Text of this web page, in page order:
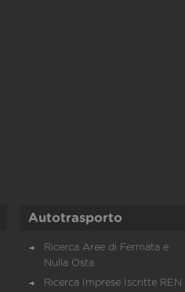
Autotrasporto
Ricerca Aree di Fermata e
Nulla Osta
Ricerca Imprese Iscritte REN